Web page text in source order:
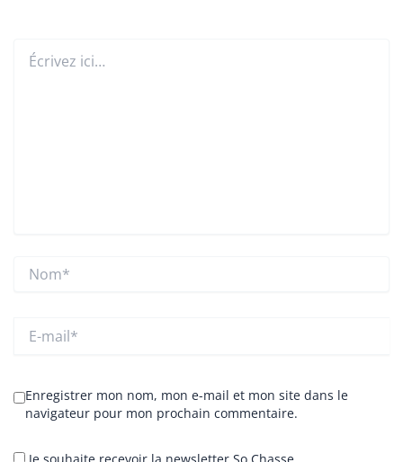
ici…
mail*
Enregistrer mon nom, mon e-mail et mon site dans le
navigateur pour mon prochain commentaire.